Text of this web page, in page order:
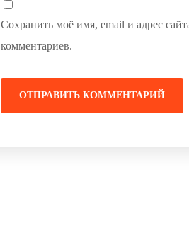
Сохранить моё имя, email и адрес
комментариев.